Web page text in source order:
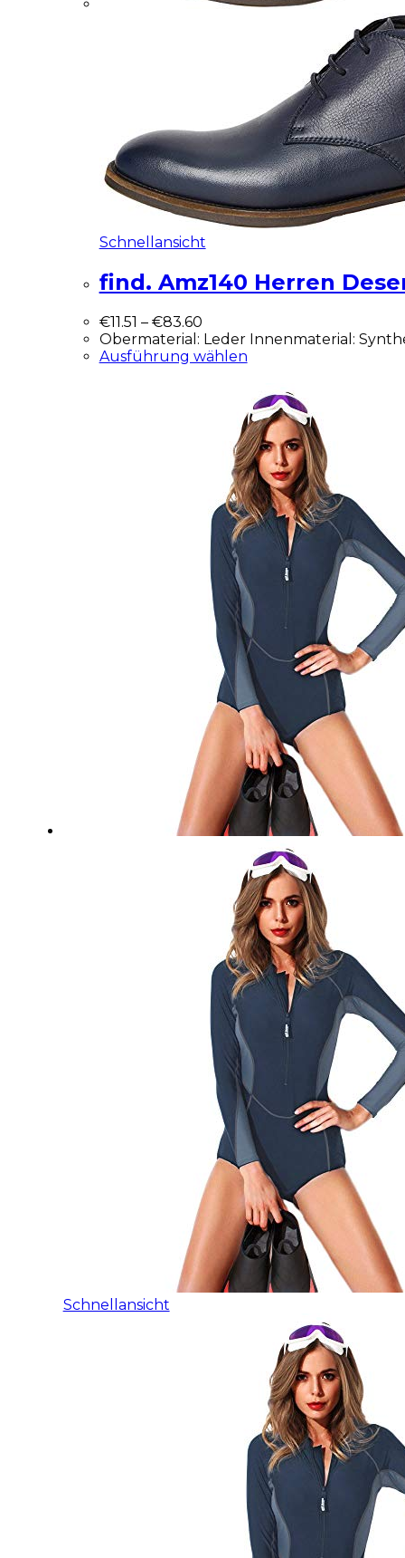
Schnellansicht
find. Amz140 Herren
€11.51 – €83.60
Obermaterial: Leder Innenmaterial:
Ausführung wählen
Schnellansicht